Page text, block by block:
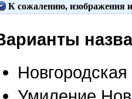
К сожалению, изображения
Новгородская